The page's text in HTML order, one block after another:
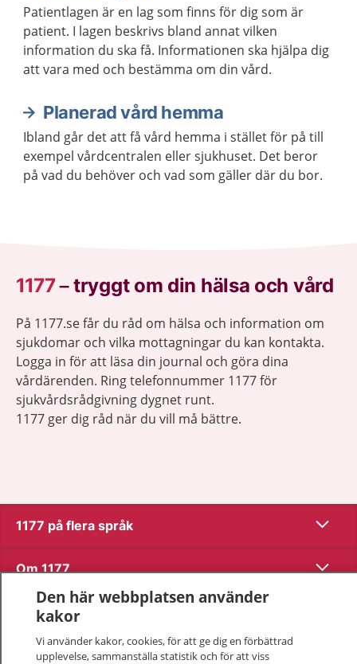
Patientlagen är en lag som finns för dig som är
patient. I lagen beskrivs bland annat vilken
information du ska få. Informationen ska hjälpa dig
att vara med och bestämma om din vård.
Planerad vård hemma
Ibland går det att få vård hemma i stället för på till
exempel vårdcentralen eller sjukhuset. Det beror
på vad du behöver och vad som gäller där du bor.
1177–tryggt om din hälsa och vård
På 1177.se får du råd om hälsa och information om
sjukdomar och vilka mottagningar du kan kontakta.
Logga in för att läsa din journal och göra dina
vårdärenden. Ring telefonnummer 1177 för
sjukvårdsrådgivning dygnet runt.
1177 ger dig råd när du vill må bättre.
1177 på flera språk Visa
Om 1177 Visa
Kontakt
Den här webbplatsen använder
kakor
Vi använder kakor, cookies, för att ge dig en förbättrad
upplevelse, sammanställa statistik och för att viss